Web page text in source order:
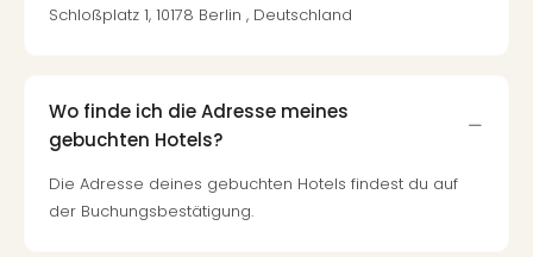
Schloßplatz 1, 10178 Berlin , Deutschland
Wo finde ich die Adresse meines
gebuchten Hotels?
Die Adresse deines gebuchten Hotels findest du auf
der Buchungsbestätigung.